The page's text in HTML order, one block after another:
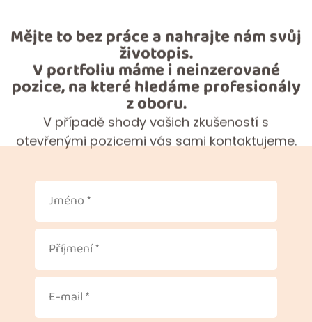
Mějte to bez práce a nahrajte nám svůj
životopis.
V portfoliu máme i neinzerované
pozice, na které hledáme profesionály
z oboru.
V případě shody vašich zkušeností s
otevřenými pozicemi vás sami kontaktujeme.